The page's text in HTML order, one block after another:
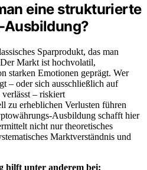
eine strukturierte
Sparprodukt, das man
Markt ist hochvolatil,
starken Emotionen geprägt. Wer
– oder sich ausschließlich auf
– riskiert
zu erheblichen Verlusten führen
Ausbildung schafft hier
nicht nur theoretisches
Marktverständnis und
hilft unter anderem bei: